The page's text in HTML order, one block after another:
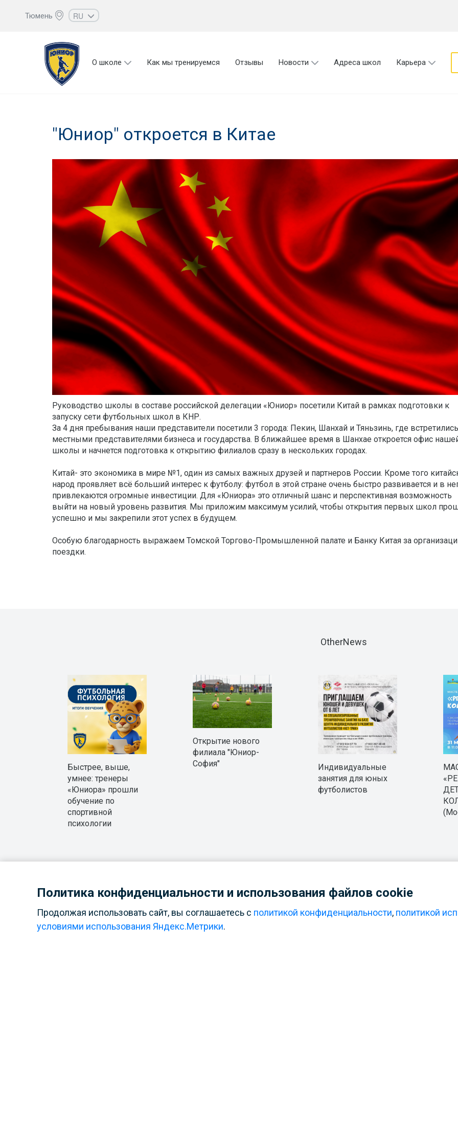
Тюмень
RU
UZ
KZ
О школе Как мы тренируемся Отзывы Новости Адреса школ Карьера
"Юниор" откроется в Китае
Руководство школы в составе российской делегации «Юниор» посетили Китай в рамках подготовки к
запуску сети футбольных школ в КНР.
За 4 дня пребывания наши представители посетили 3 города: Пекин, Шанхай и Тяньзинь, где
местными представителями бизнеса и государства. В ближайшее время в Шанхае откроется офис
школы и начнется подготовка к открытию филиалов сразу в нескольких городах.
Китай- это экономика в мире №1, один из самых важных друзей и партнеров России. Кроме того
народ проявляет всё больший интерес к футболу: футбол в этой стране очень быстро развивается и в
привлекаются огромные инвестиции. Для «Юниора» это отличный шанс и перспективная возможность
выйти на новый уровень развития. Мы приложим максимум усилий, чтобы открытия первых школ
успешно и мы закрепили этот успех в будущем.
Особую благодарность выражаем Томской Торгово-Промышленной палате и Банку Китая за
поездки.
OtherNews
Быстрее, выше,
умнее: тренеры
«Юниора» прошли
обучение по
спортивной
психологии
Открытие нового
филиала "Юниор-
София"
Индивидуальные
занятия для юных
футболистов
Также у нас есть танцевальная секция.Школа хореографии «
Политика конфиденциальности и использования файлов cookie
Продолжая использовать сайт, вы соглашаетесь с политикой конфиденциальности, политикой
условиями использования Яндекс.Метрики.